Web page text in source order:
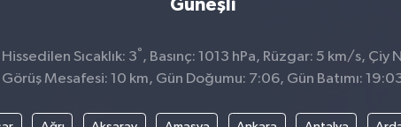
Güneşli
Sıcaklık: 3° , Basınç: 1013 hPa, Rüzgar: 5 km/s, Çiy
Görüş Mesafesi: 10 km, Gün Doğumu: 7:06, Gün Batımı: